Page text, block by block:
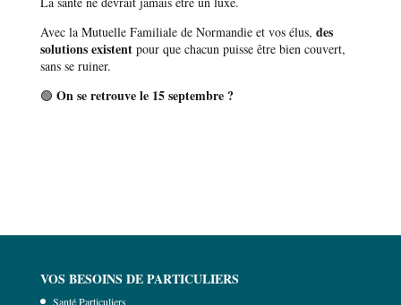
Avec la Mutuelle Familiale de Normandie et vos élus, des
solutions existentpour que chacun puisse être bien couvert,
sans se ruiner.
🟢 On se retrouve le 15 septembre ?
VOS BESOINS DE PARTICULIERS
Santé Particuliers